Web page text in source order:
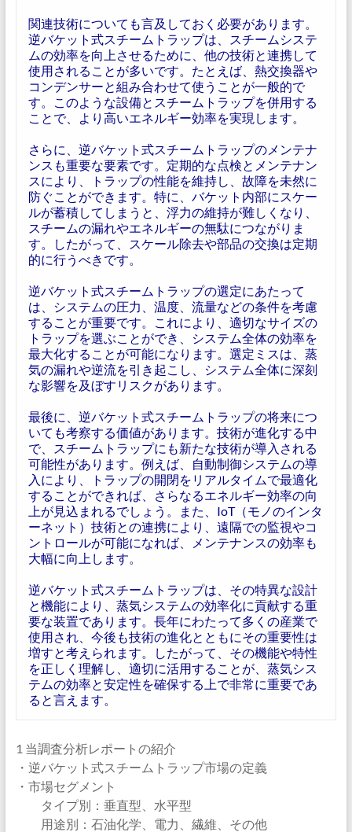
関連技術についても言及しておく必要があります。
逆バケット式スチームトラップは、スチームシステ
ムの効率を向上させるために、他の技術と連携して
使用されることが多いです。たとえば、熱交換器や
コンデンサーと組み合わせて使うことが一般的で
す。このような設備とスチームトラップを併用する
ことで、より高いエネルギー効率を実現します。
さらに、逆バケット式スチームトラップのメンテナ
ンスも重要な要素です。定期的な点検とメンテナン
スにより、トラップの性能を維持し、故障を未然に
防ぐことができます。特に、バケット内部にスケー
ルが蓄積してしまうと、浮力の維持が難しくなり、
スチームの漏れやエネルギーの無駄につながりま
す。したがって、スケール除去や部品の交換は定期
的に行うべきです。
逆バケット式スチームトラップの選定にあたって
は、システムの圧力、温度、流量などの条件を考慮
することが重要です。これにより、適切なサイズの
トラップを選ぶことができ、システム全体の効率を
最大化することが可能になります。選定ミスは、蒸
気の漏れや逆流を引き起こし、システム全体に深刻
な影響を及ぼすリスクがあります。
最後に、逆バケット式スチームトラップの将来につ
いても考察する価値があります。技術が進化する中
で、スチームトラップにも新たな技術が導入される
可能性があります。例えば、自動制御システムの導
入により、トラップの開閉をリアルタイムで最適化
することができれば、さらなるエネルギー効率の向
上が見込まれるでしょう。また、IoT（モノのインタ
ーネット）技術との連携により、遠隔での監視やコ
ントロールが可能になれば、メンテナンスの効率も
大幅に向上します。
逆バケット式スチームトラップは、その特異な設計
と機能により、蒸気システムの効率化に貢献する重
要な装置であります。長年にわたって多くの産業で
使用され、今後も技術の進化とともにその重要性は
増すと考えられます。したがって、その機能や特性
を正しく理解し、適切に活用することが、蒸気シス
テムの効率と安定性を確保する上で非常に重要であ
ると言えます。
1 当調査分析レポートの紹介
・逆バケット式スチームトラップ市場の定義
・市場セグメント
タイプ別：垂直型、水平型
用途別：石油化学、電力、繊維、その他